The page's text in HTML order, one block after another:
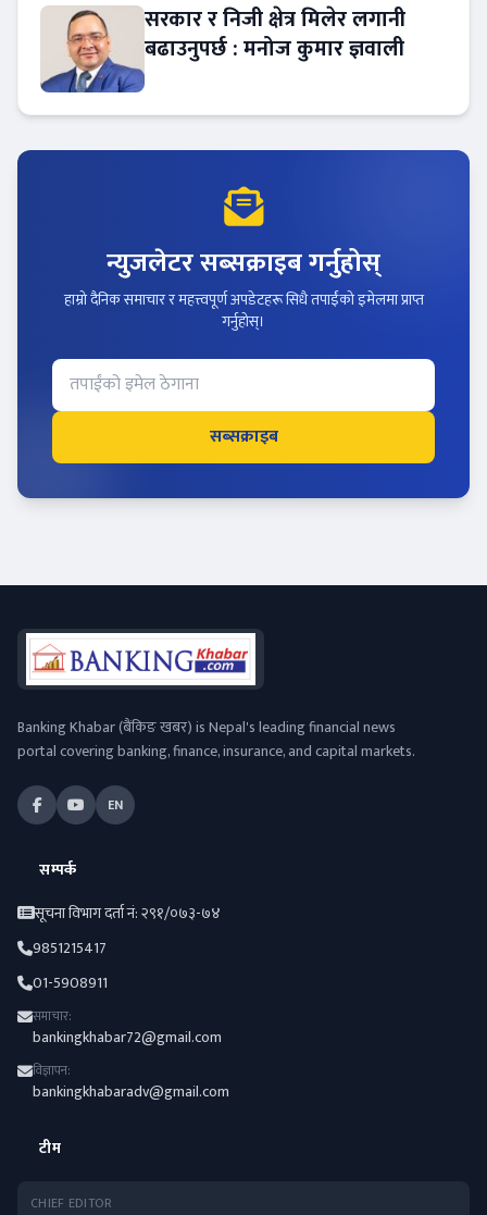
सरकार र निजी क्षेत्र मिलेर लगानी
बढाउनुपर्छ : मनोज कुमार ज्ञवाली
न्युजलेटर सब्सक्राइब गर्नुहोस्
हाम्रो दैनिक समाचार र महत्त्वपूर्ण अपडेटहरू सिधै तपाईंको इमेलमा प्राप्त
गर्नुहोस्।
सब्सक्राइब
Banking Khabar (बैंकिङ खबर) is Nepal's leading financial news
portal covering banking, finance, insurance, and capital markets.
EN
सम्पर्क
सूचना विभाग दर्ता नं: २९१/०७३-७४
9851215417
01-5908911
समाचार:
bankingkhabar72@gmail.com
विज्ञापन:
bankingkhabaradv@gmail.com
टीम
CHIEF EDITOR